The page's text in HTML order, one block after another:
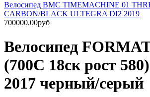
Велосипед BMC TIMEMACHINE 01
CARBON/BLACK ULTEGRA DI2 2019
700000.00руб
Велосипед
(700С 18ск рост
2017 черный/серый